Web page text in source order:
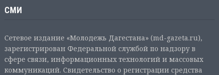
СМИ
Сетевое издание «Молодежь Дагестана» (md-gazeta.ru),
зарегистрирован Федеральной службой по надзору в
сфере связи, информационных технологий и массовых
коммуникаций. Свидетельство о регистрации средства